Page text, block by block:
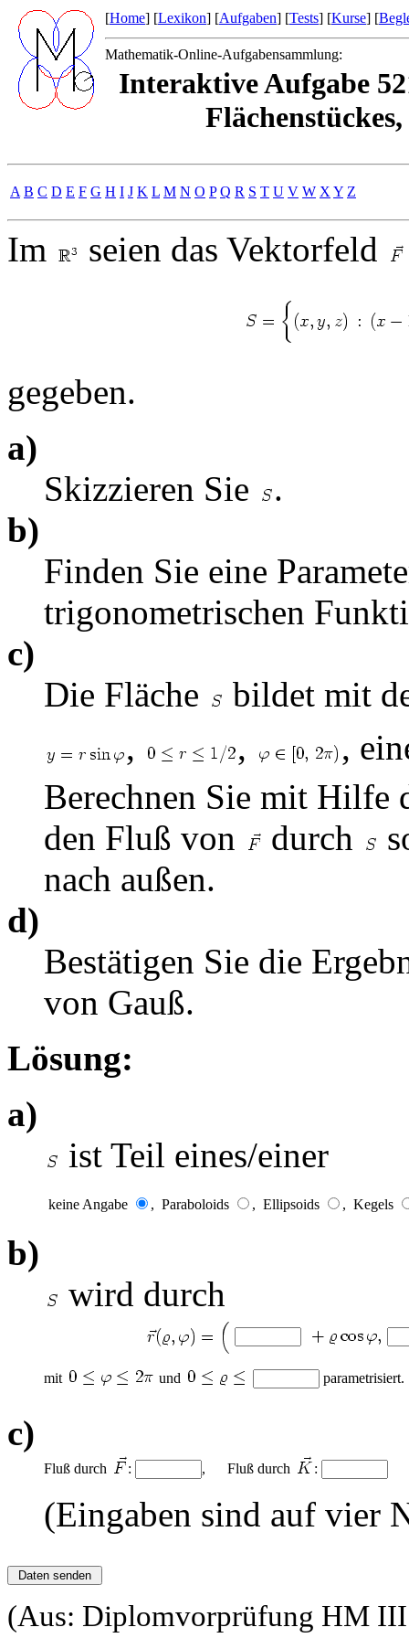
[Home] [Lexikon] [Aufgaben] [Tests] [Kurse] [
Mathematik-Online-Aufgabensammlung:
Interaktive Aufgabe
A B C D E F G H I J K L M N O P Q R S T U V W X Y Z
Im seien das Vektorfeld
gegeben.
a)
Skizzieren Sie
.
b)
Finden Sie eine
trigonometrischen
c)
Die Fläche
bildet mit
,
,
,
Berechnen Sie mit Hilfe
den Fluß von
durch
nach außen.
d)
Bestätigen Sie die
von Gauß.
Lösung:
a)
ist Teil eines/einer
keine Angabe , Paraboloids , Ellipsoids , Kegels
b)
wird durch
mit und parametrisiert.
c)
Fluß durch : , Fluß durch :
(Eingaben sind auf vier
(Aus: Diplomvorprüfung HM